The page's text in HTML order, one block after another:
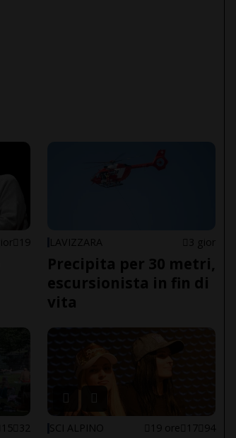
19 LAVIZZARA 3 gior
Precipita per 30 metri,
escursionista in fin di
vita
15 32 SCI ALPINO 19 ore 17 94